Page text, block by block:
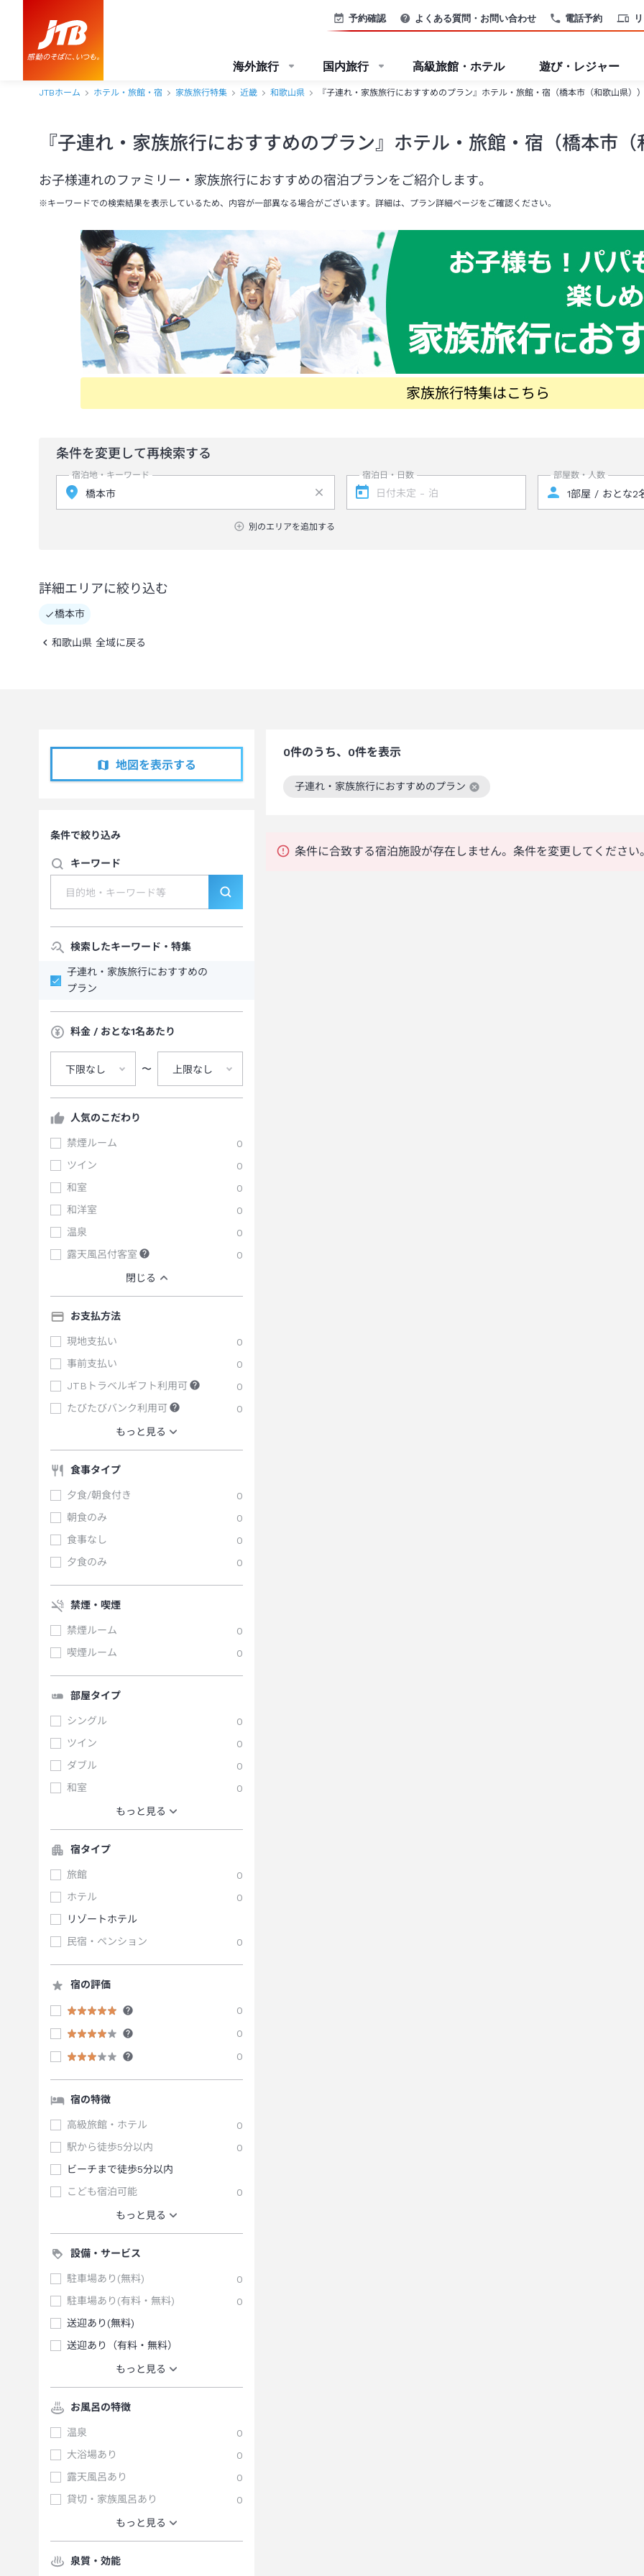
電話予約
予約確認 よくある質問・お問い合わせ
海外旅行 国内旅行 高級旅館・ホテル 遊び・レジャー
JTBホーム ホテル・旅館・宿 家族旅行特集 近畿 和歌山県 『子連れ・家族旅行におすすめのプラン』ホテル・旅館・宿（橋本市（和歌山県）
『子連れ・家族旅行におすすめのプラン』ホテル・旅館・宿（橋本市
お子様連れのファミリー・家族旅行におすすめの宿泊プランをご紹介します。
※キーワードでの検索結果を表示しているため、内容が一部異なる場合がございます。詳細は、プラン詳細ページをご確認ください。
家族旅行特集はこちら
条件を変更して再検索する
宿泊地・キーワード
別のエリアを追加する
宿泊日・日数 部屋数・人数
詳細エリアに絞り込む
橋本市
和歌山県 全域に戻る
地図を表示する
条件で絞り込み
キーワード
検索したキーワード・特集
子連れ・家族旅行におすすめの
プラン
料金 / おとな1名あたり
下限なし 〜 上限なし
人気のこだわり
禁煙ルーム
0
ツイン
0
和室
0
和洋室
0
温泉
0
露天風呂付客室
0
閉じる
お支払方法
現地支払い
0
事前支払い
0
JTBトラベルギフト利用可
0
たびたびバンク利用可
0
もっと見る
食事タイプ
夕食/朝食付き
0
朝食のみ
0
食事なし
0
夕食のみ
0
禁煙・喫煙
禁煙ルーム
0
喫煙ルーム
0
部屋タイプ
シングル
0
ツイン
0
ダブル
0
和室
0
もっと見る
宿タイプ
旅館
0
ホテル
0
リゾートホテル
民宿・ペンション
0
宿の評価
0
0
0
宿の特徴
高級旅館・ホテル
0
駅から徒歩5分以内
0
ビーチまで徒歩5分以内
こども宿泊可能
0
もっと見る
設備・サービス
駐車場あり(無料)
0
駐車場あり(有料・無料)
0
送迎あり(無料)
送迎あり（有料・無料）
もっと見る
お風呂の特徴
温泉
0
大浴場あり
0
露天風呂あり
0
貸切・家族風呂あり
0
もっと見る
泉質・効能
0件のうち、0件を表示
子連れ・家族旅行におすすめのプラン
この絞り込み条件を解除
条件に合致する宿泊施設が存在しません。条件を変更してください